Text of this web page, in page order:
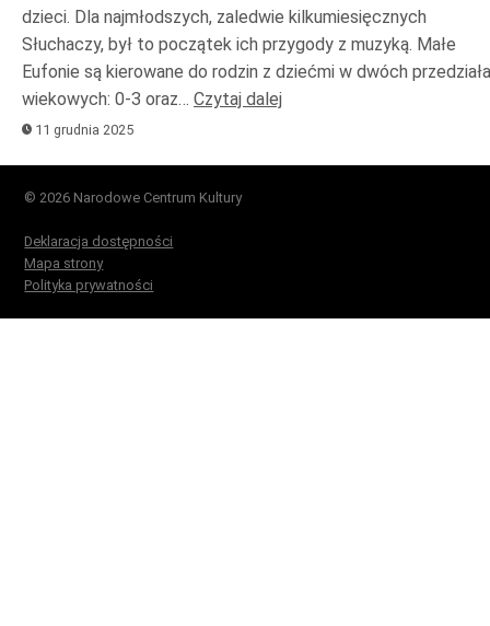
dzieci. Dla najmłodszych, zaledwie kilkumiesięcznych
Słuchaczy, był to początek ich przygody z muzyką. Małe
Eufonie są kierowane do rodzin z dziećmi w dwóch
wiekowych: 0-3 oraz… Czytaj dalej
11 grudnia 2025
© 2026 Narodowe Centrum Kultury
Deklaracja dostępności
Mapa strony
Polityka prywatności